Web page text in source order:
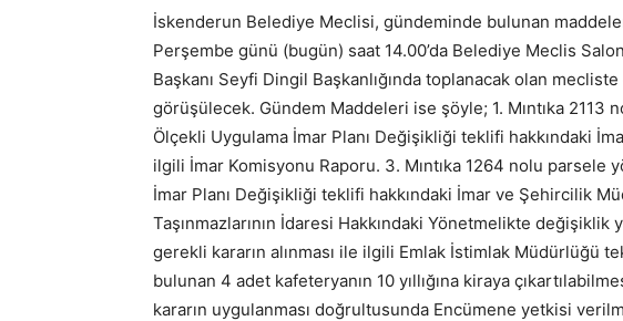
İskenderun Belediye Meclisi, gündeminde bulunan
Perşembe günü (bugün) saat 14.00’da Belediye Meclis
Başkanı Seyfi Dingil Başkanlığında toplanacak olan
görüşülecek. Gündem Maddeleri ise şöyle; 1. Mıntıka 2113
Ölçekli Uygulama İmar Planı Değişikliği teklifi hakkındaki
ilgili İmar Komisyonu Raporu. 3. Mıntıka 1264 nolu parsele
İmar Planı Değişikliği teklifi hakkındaki İmar ve Şehircilik
Taşınmazlarının İdaresi Hakkındaki Yönetmelikte değişiklik
gerekli kararın alınması ile ilgili Emlak İstimlak Müdürlüğü
bulunan 4 adet kafeteryanın 10 yıllığına kiraya
kararın uygulanması doğrultusunda Encümene yetkisi